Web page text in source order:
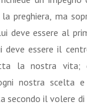
preghiera, ma
deve essere al
deve essere il
la nostra vita;
nostra scelta
secondo il volere di